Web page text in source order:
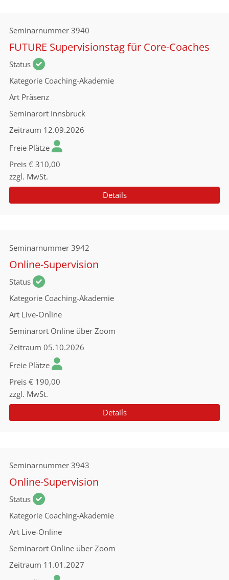
Seminarnummer 3940
FUTURE Supervisionstag für Core-Coaches
Status
Kategorie Coaching-Akademie
Art Präsenz
Seminarort Innsbruck
Zeitraum 12.09.2026
Freie Plätze
Preis € 310,00
zzgl. MwSt.
Details
Seminarnummer 3942
Online-Supervision
Status
Kategorie Coaching-Akademie
Art Live-Online
Seminarort Online über Zoom
Zeitraum 05.10.2026
Freie Plätze
Preis € 190,00
zzgl. MwSt.
Details
Seminarnummer 3943
Online-Supervision
Status
Kategorie Coaching-Akademie
Art Live-Online
Seminarort Online über Zoom
Zeitraum 11.01.2027